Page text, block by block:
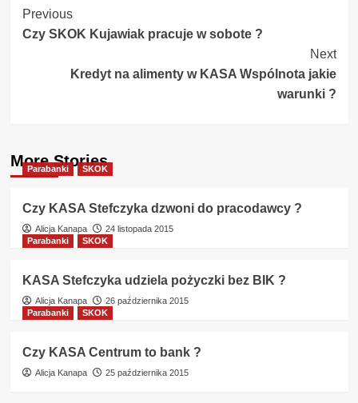
Post
Navigation
Previous
Czy SKOK Kujawiak pracuje w sobote ?
Next
Kredyt na alimenty w KASA Wspólnota jakie
warunki ?
More Stories
Parabanki SKOK
Czy KASA Stefczyka dzwoni do pracodawcy ?
Alicja Kanapa
24 listopada 2015
Parabanki
SKOK
KASA Stefczyka udziela pożyczki bez BIK ?
Alicja Kanapa
26 października 2015
Parabanki
SKOK
Czy KASA Centrum to bank ?
Alicja Kanapa 25 października 2015